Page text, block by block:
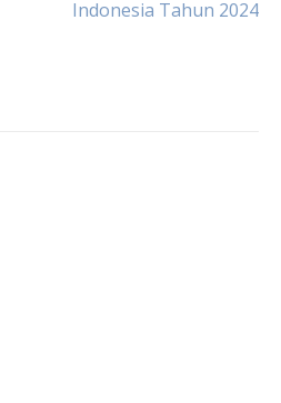
Indonesia Tahun 2024